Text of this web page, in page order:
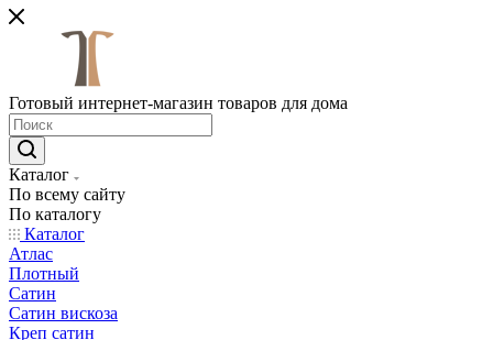
Готовый интернет-магазин товаров для дома
Каталог
По всему сайту
По каталогу
Каталог
Атлас
Плотный
Сатин
Сатин вискоза
Креп сатин